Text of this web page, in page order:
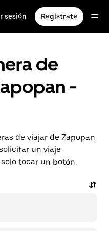
sesión Regístrate
de
-
de viajar de Zapopan
un viaje
tocar un botón.